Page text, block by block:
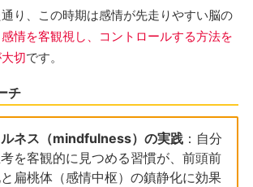
り、この時期は感情が先走りやすい脳の
感情を客観視し、コントロールする方法を
切です。
チ
ネス（mindfulness）の実践：自分
を客観的に見つめる習慣が、前頭前
扁桃体（感情中枢）の鎮静化に効果